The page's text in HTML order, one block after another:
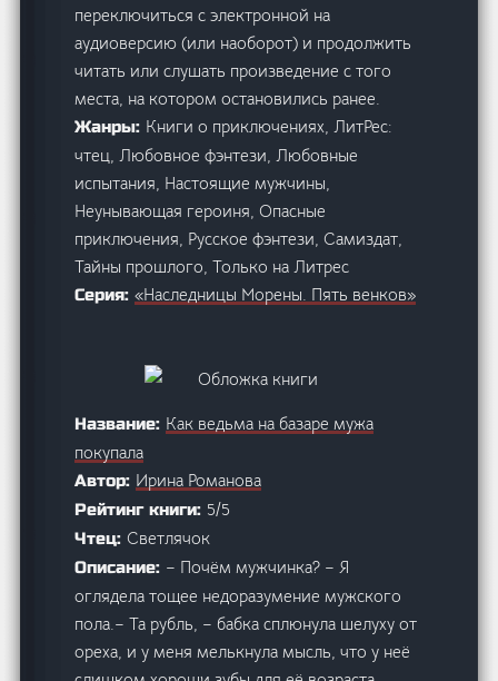
переключиться с электронной на
аудиоверсию (или наоборот) и продолжить
читать или слушать произведение с того
места, на котором остановились ранее.
Жанры: Книги о приключениях, ЛитРес:
чтец, Любовное фэнтези, Любовные
испытания, Настоящие мужчины,
Неунывающая героиня, Опасные
приключения, Русское фэнтези, Самиздат,
Тайны прошлого, Только на Литрес
Серия:«Наследницы Морены. Пять венков»
Название: Как ведьма на базаре мужа
покупала
Автор: Ирина Романова
Рейтинг книги: 5/5
Чтец:Светлячок
Описание: – Почём мужчинка? – Я
оглядела тощее недоразумение мужского
пола.– Та рубль, – бабка сплюнула шелуху от
ореха, и у меня мелькнула мысль, что у неё